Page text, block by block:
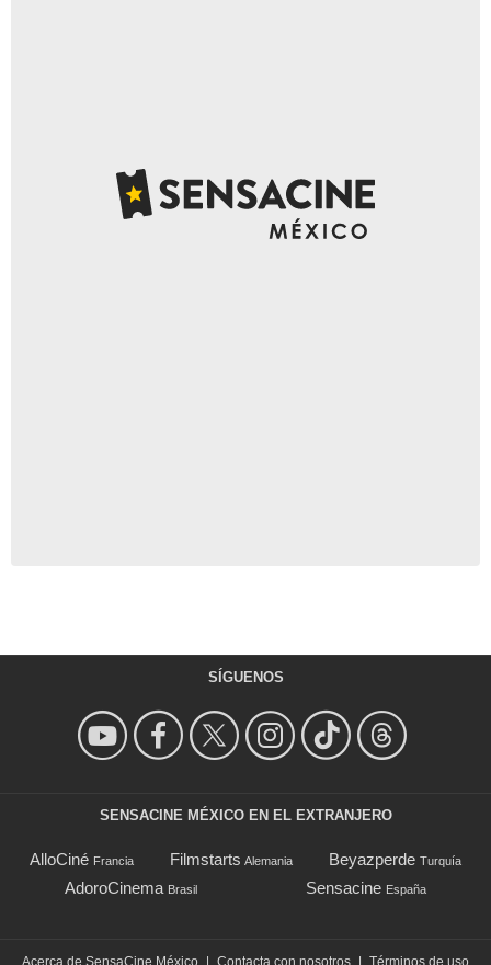
SÍGUENOS
SENSACINE MÉXICO EN EL EXTRANJERO
AlloCiné Francia Filmstarts Alemania Beyazperde Turquía
AdoroCinema Brasil Sensacine España